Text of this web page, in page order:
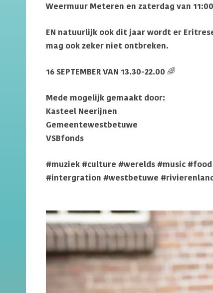
Weermuur Meteren en zaterdag van
EN natuurlijk ook dit jaar wordt er
mag ook zeker niet ontbreken.
16 SEPTEMBER VAN 13.30-22.00 🌈
Mede mogelijk gemaakt door:
Kasteel Neerijnen
Gemeentewestbetuwe
VSBfonds
#muziek #culture #werelds #music
#intergration #westbetuwe